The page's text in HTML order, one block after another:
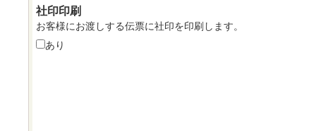
社印印刷
お客様にお渡しする伝票に社印を印刷します。
あり